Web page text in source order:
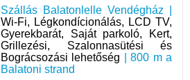
Szállás Balatonlelle Vendégház |
Wi-Fi, Légkondícionálás, LCD TV,
Gyerekbarát, Saját parkoló, Kert,
Grillezési, Szalonnasütési és
Bográcsozási lehetőség | 800 m a
Balatoni strand